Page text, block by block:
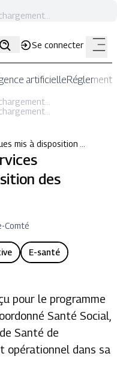
Se connecter
artificielle
mis à disposition …
des
Comté
E-santé
pour le programme
Santé Social,
Santé de
opérationnel dans sa